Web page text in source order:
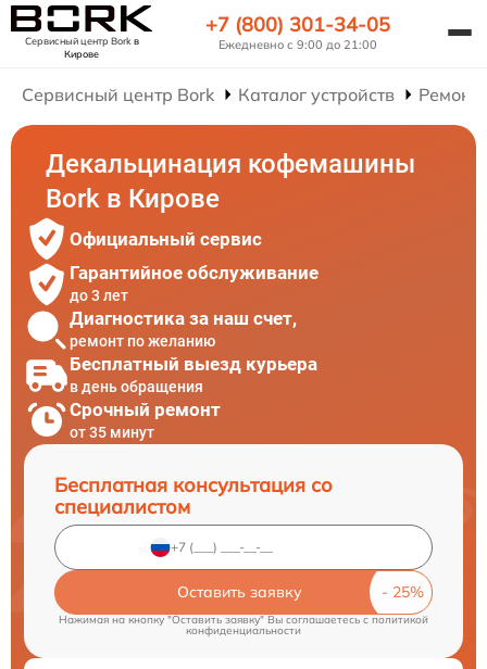
Сервисный центр Borkв
Кирове
+7 (800) 301-34-05
Ежедневно с 9:00 до 21:00
Сервисный центр Bork Каталог устройств
Декальцинация кофемашины
Bork в Кирове
Официальный сервис
Гарантийное обслуживание
до 3 лет
Диагностика за наш счет,
ремонт по желанию
Бесплатный выезд курьера
в день обращения
Срочный ремонт
от 35 минут
Бесплатная консультация со
специалистом
Оставить заявку
Нажимая на кнопку "Оставить заявку" Вы соглашаетесь cполитикой
конфиденциальности